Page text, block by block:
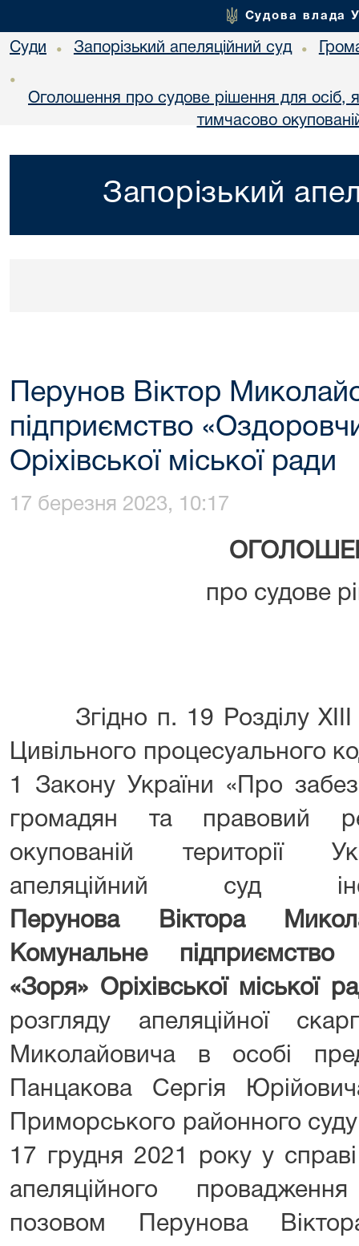
Судова влада
Суди • Запорізький апеляційний суд •
•
Оголошення про судове рішення для осіб,
тимчасово
Запорізький
Перунов Віктор
підприємство
Оріхівської міської ради
17 березня 2023, 10:17
про судове
Згідно п. 19 Розділу XIII
Цивільного процесуального
1 Закону України «Про
громадян та правовий
окупованій території
апеляційний суд
Перунова Віктора
Комунальне
«Зоря» Оріхівської міської
розгляду апеляційної
Миколайовича в особі
Панцакова Сергія
Приморського районного суду
17 грудня 2021 року у
апеляційного
позовом Перунова